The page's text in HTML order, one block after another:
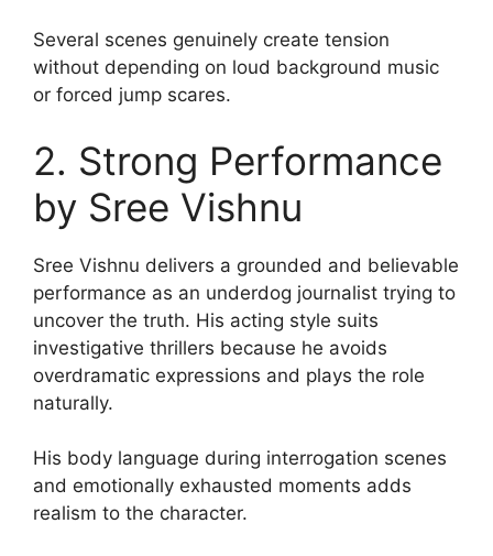
Several scenes genuinely create tension
without depending on loud background music
or forced jump scares.
2. Strong Performance
by Sree Vishnu
Sree Vishnu delivers a grounded and believable
performance as an underdog journalist trying to
uncover the truth. His acting style suits
investigative thrillers because he avoids
overdramatic expressions and plays the role
naturally.
His body language during interrogation scenes
and emotionally exhausted moments adds
realism to the character.